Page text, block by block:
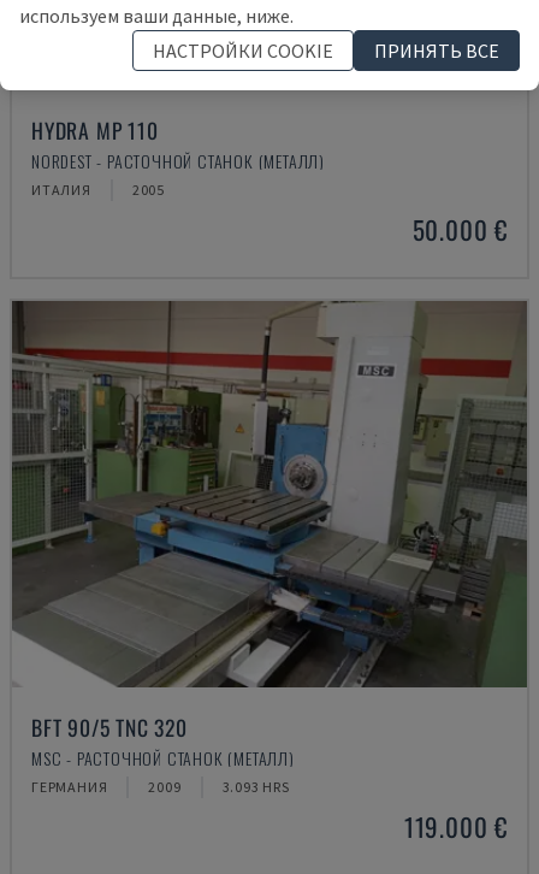
HYDRA MP 110
NORDEST - РАСТОЧНОЙ СТАНОК (МЕТАЛЛ)
ИТАЛИЯ 2005
50.000 €
BFT 90/5 TNC 320
MSC - РАСТОЧНОЙ СТАНОК (МЕТАЛЛ)
ГЕРМАНИЯ 2009 3.093 HRS
119.000 €
используем ваши данные, ниже.
НАСТРОЙКИ COOKIE
ПРИНЯТЬ ВСЕ